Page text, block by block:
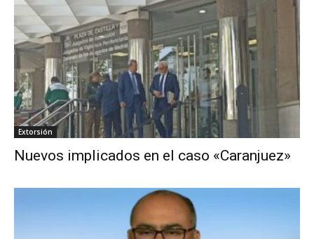
Extorsión
Nuevos implicados en el caso «Caranjuez»